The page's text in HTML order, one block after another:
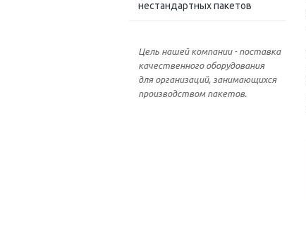
нестандартных пакетов
Цель нашей компании - поставка
качественного оборудования
для организаций, занимающихся
производством пакетов.